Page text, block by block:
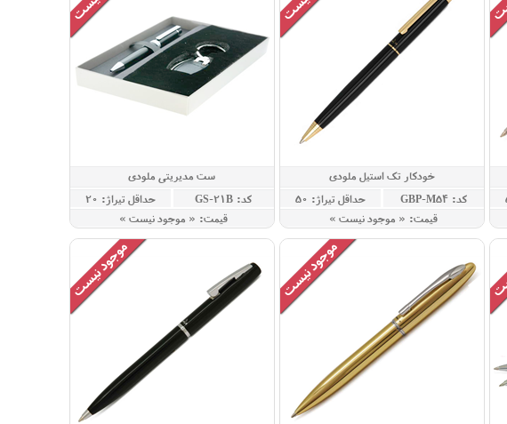
خودکار تک استیل ملودی
کد: GBP-M54
حداقل تيراژ: 50
قيمت: « موجود نيست »
ست مدیریتی ملودی
کد: GS-21B
حداقل تيراژ: 20
قيمت: « موجود نيست »